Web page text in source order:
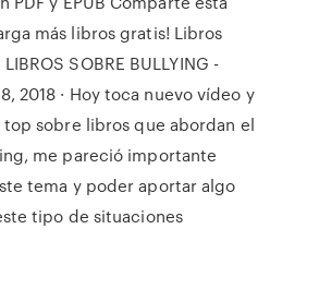
más libros gratis! Libros
SOBRE BULLYING -
2018 · Hoy toca nuevo vídeo y
sobre libros que abordan el
me pareció importante
tema y poder aportar algo
tipo de situaciones